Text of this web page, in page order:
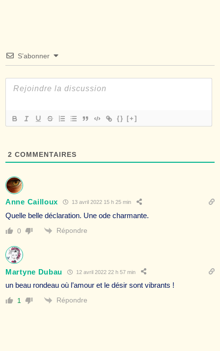
S’abonner
{} [+]
2 COMMENTAIRES
Anne Cailloux 13 avril 2022 15 h 25 min
Quelle belle déclaration. Une ode charmante.
0 Répondre
Martyne Dubau 12 avril 2022 22 h 57 min
un beau rondeau où l’amour et le désir sont vibrants !
1 Répondre